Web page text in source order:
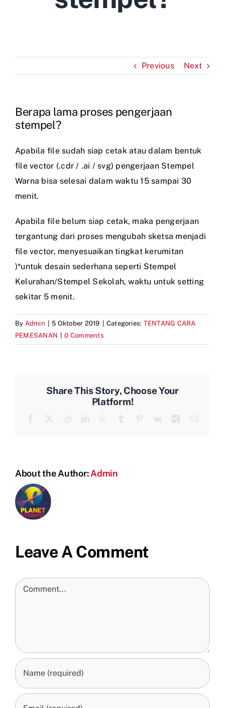
Previous Next
Berapa lama proses pengerjaan
stempel?
Apabila file sudah siap cetak atau dalam bentuk
file vector (.cdr / .ai / svg) pengerjaan Stempel
Warna bisa selesai dalam waktu 15 sampai 30
menit.
Apabila file belum siap cetak, maka pengerjaan
tergantung dari proses mengubah sketsa menjadi
file vector, menyesuaikan tingkat kerumitan
)*untuk desain sederhana seperti Stempel
Kelurahan/Stempel Sekolah, waktu untuk setting
sekitar 5 menit.
By Admin 5 Oktober 2019 Categories: TENTANG CARA
PEMESANAN
0 Comments
Share This Story, Choose Your
Platform!
About the Author:Admin
Leave A Comment
Comment